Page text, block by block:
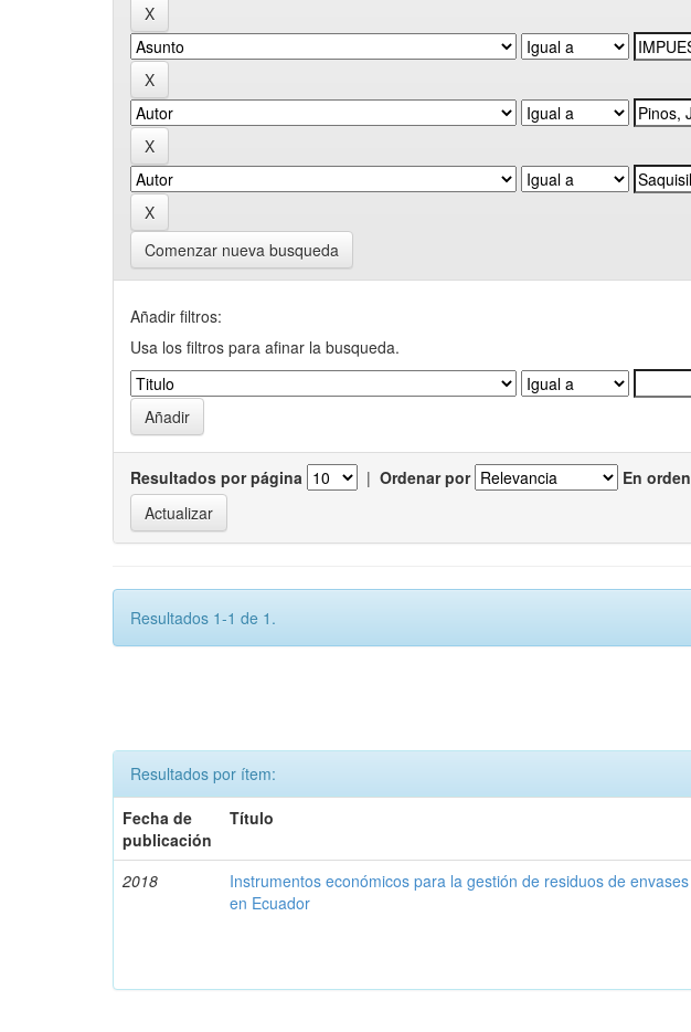
Comenzar nueva busqueda
Añadir filtros:
Usa los filtros para afinar la busqueda.
Resultados por página | Ordenar por En orden
Resultados 1-1 de 1.
Resultados por ítem:
Fecha de
publicación
Título
2018
Instrumentos económicos para la gestión de residuos de envases
en Ecuador